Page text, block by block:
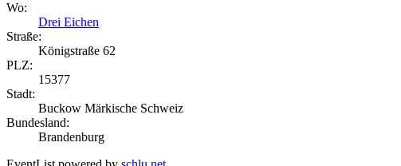
Wo:
Drei Eichen
Straße:
Königstraße 62
PLZ:
15377
Stadt:
Buckow Märkische Schweiz
Bundesland:
Brandenburg